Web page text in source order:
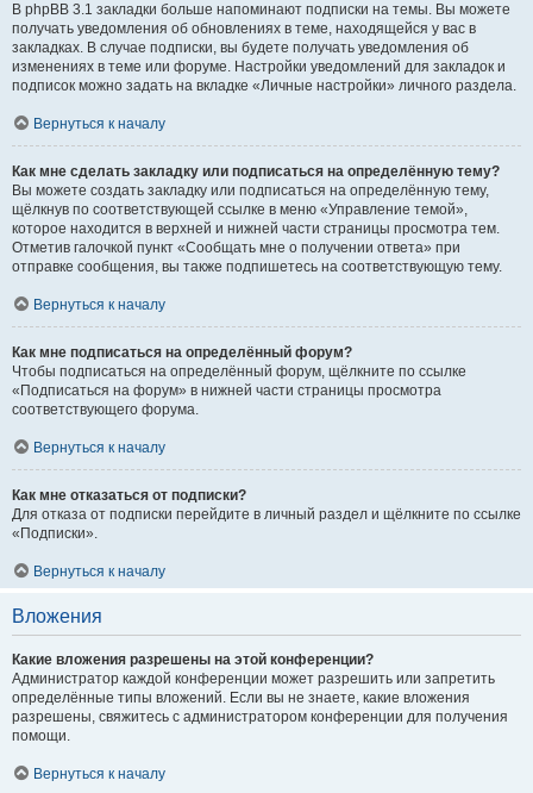
В phpBB 3.1 закладки больше напоминают подписки на темы. Вы можете
получать уведомления об обновлениях в теме, находящейся у вас в
закладках. В случае подписки, вы будете получать уведомления об
изменениях в теме или форуме. Настройки уведомлений для закладок и
подписок можно задать на вкладке «Личные настройки» личного раздела.
Вернуться к началу
Как мне сделать закладку или подписаться на определённую тему?
Вы можете создать закладку или подписаться на определённую тему,
щёлкнув по соответствующей ссылке в меню «Управление темой»,
которое находится в верхней и нижней части страницы просмотра тем.
Отметив галочкой пункт «Сообщать мне о получении ответа» при
отправке сообщения, вы также подпишетесь на соответствующую тему.
Вернуться к началу
Как мне подписаться на определённый форум?
Чтобы подписаться на определённый форум, щёлкните по ссылке
«Подписаться на форум» в нижней части страницы просмотра
соответствующего форума.
Вернуться к началу
Как мне отказаться от подписки?
Для отказа от подписки перейдите в личный раздел и щёлкните по ссылке
«Подписки».
Вернуться к началу
Вложения
Какие вложения разрешены на этой конференции?
Администратор каждой конференции может разрешить или запретить
определённые типы вложений. Если вы не знаете, какие вложения
разрешены, свяжитесь с администратором конференции для получения
помощи.
Вернуться к началу